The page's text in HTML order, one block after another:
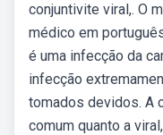
conjuntivite viral,. O
médico em
é uma infecção da
infecção
tomados devidos. A
comum quanto a